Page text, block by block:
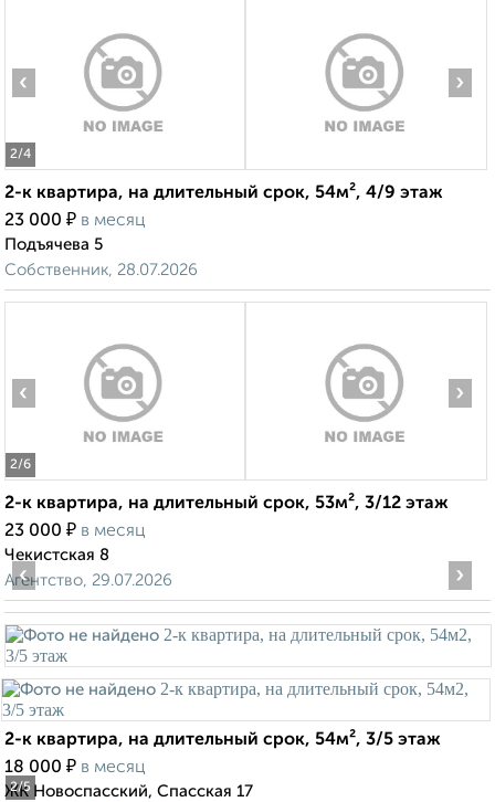
2/4
‹ ›
2-к квартира, на длительный срок, 54м², 4/9 этаж
23 000 ₽ в месяц
Подъячева 5
Собственник, 28.07.2026
2/6
‹ ›
2-к квартира, на длительный срок, 53м², 3/12 этаж
23 000 ₽ в месяц
Чекистская 8
Агентство, 29.07.2026
2/5
‹ ›
2-к квартира, на длительный срок, 54м², 3/5 этаж
18 000 ₽ в месяц
ЖК Новоспасский, Спасская 17